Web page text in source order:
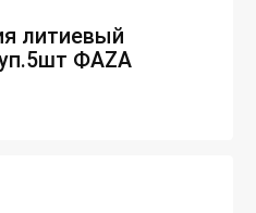
литиевый
уп.5шт ФАZА